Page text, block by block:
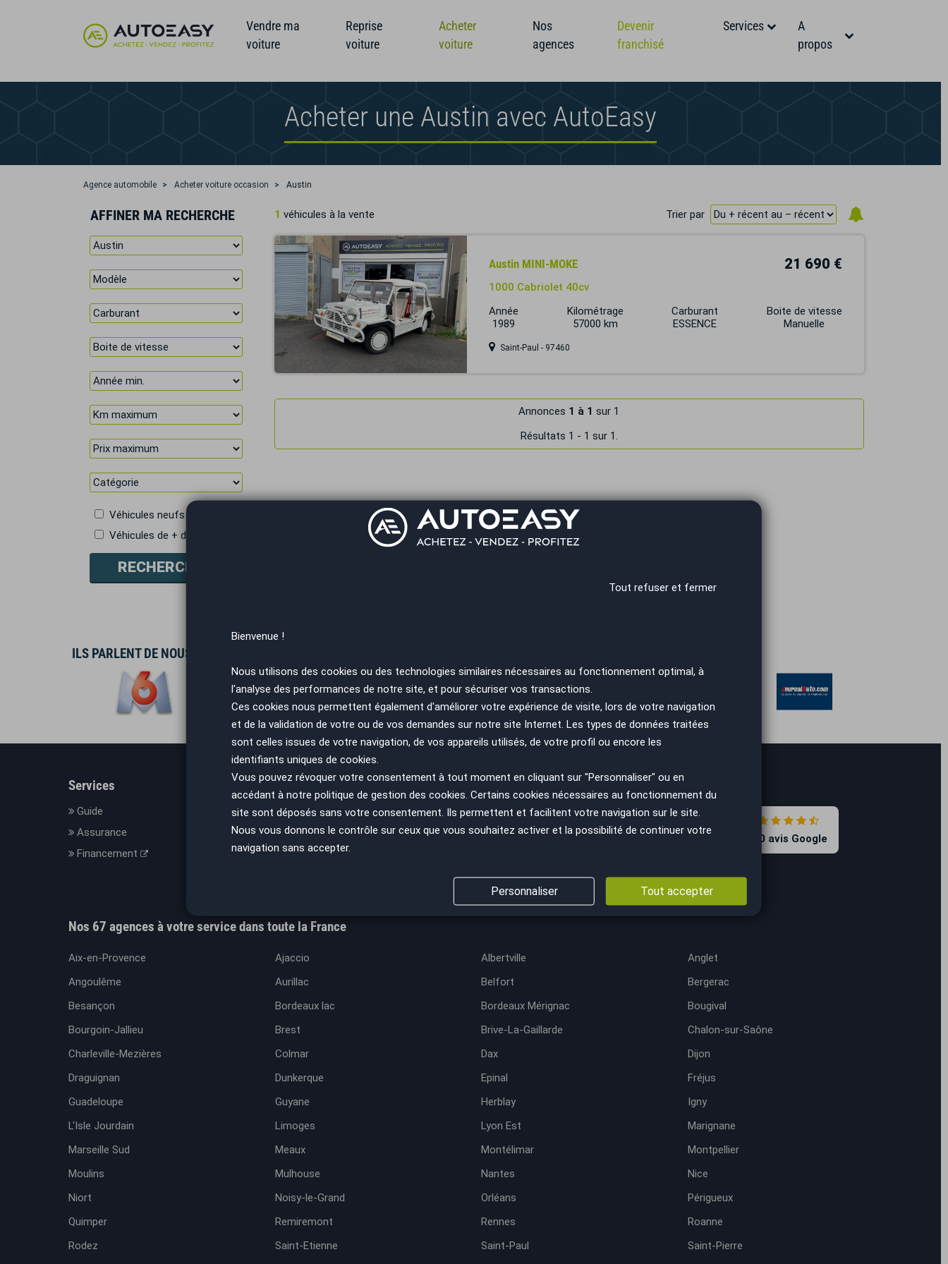
Vendre ma
voiture
Reprise
voiture
Acheter
voiture
Nos
agences
Devenir
franchisé
Services
A
propos
Acheter une Austin avec AutoEasy
Agence automobile Acheter voiture occasion Austin
AFFINER MA RECHERCHE
Véhicules neufs
Véhicules de + de 5 places
1 véhicules à la vente Trier par
Austin MINI-MOKE 21 690 €
1000 Cabriolet 40cv
Année
1989
Kilométrage
57000 km
Carburant
ESSENCE
Boite de vitesse
Manuelle
Saint-Paul - 97460
Annonces 1 à 1sur 1
Résultats 1 - 1 sur 1.
ILS PARLENT DE NOUS
Services
Guide
Assurance
Financement
En savoir plus
Le concept
Nos CGV
Mesures sanitaires
Nous suivre
Facebook
LinkedIn
8590 avis Google
Nos 67 agences à votre service dans toute la France
Aix-en-Provence Ajaccio Albertville
Anglet
Angoulême
Aurillac Belfort
Bergerac
Besançon
Bordeaux lac Bordeaux Mérignac
Bougival
Bourgoin-Jallieu
Brest Brive-La-Gaillarde
Chalon-sur-Saône
Charleville-Mezières
Colmar Dax
Dijon
Draguignan
Dunkerque Epinal
Fréjus
Guadeloupe
Guyane Herblay
Igny
L'Isle Jourdain
Limoges Lyon Est
Marignane
Marseille Sud
Meaux Montélimar
Montpellier
Moulins
Mulhouse Nantes
Nice
Niort
Noisy-le-Grand Orléans
Périgueux
Quimper
Remiremont Rennes
Roanne
Rodez
Saint-Etienne Saint-Paul
Saint-Pierre
Tout refuser et fermer
Bienvenue !
Nous utilisons des cookies ou des technologies similaires nécessaires au fonctionnement optimal, à
l'analyse des performances de notre site, et pour sécuriser vos transactions.
Ces cookies nous permettent également d'améliorer votre expérience de visite, lors de votre navigation
et de la validation de votre ou de vos demandes sur notre site Internet. Les types de données traitées
sont celles issues de votre navigation, de vos appareils utilisés, de votre profil ou encore les
identifiants uniques de cookies.
Vous pouvez révoquer votre consentement à tout moment en cliquant sur "Personnaliser" ou en
accédant à notre politique de gestion des cookies . Certains cookies nécessaires au fonctionnement du
site sont déposés sans votre consentement. Ils permettent et facilitent votre navigation sur le site.
Nous vous donnons le contrôle sur ceux que vous souhaitez activer et la possibilité de continuer votre
navigation sans accepter.
Tout accepter
Personnaliser